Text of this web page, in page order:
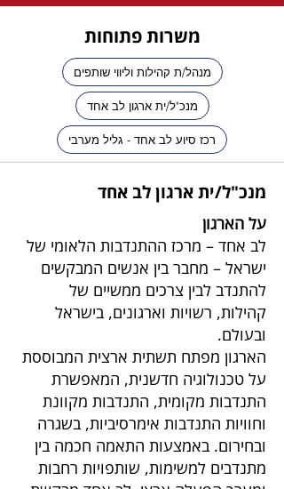
משרות פתוחות
מנהל/ת קהילות וליווי שותפים
מנכ"ל/ית ארגון לב אחד
רכז סיוע לב אחד - גליל מערבי
מנכ"ל/ית ארגון לב אחד
על הארגון
לב אחד – מרכז ההתנדבות הלאומי של
ישראל – מחבר בין אנשים המבקשים
להתנדב לבין צרכים ממשיים של
קהילות, רשויות וארגונים, בישראל
ובעולם.
הארגון מפתח תשתית ארצית המבוססת
על טכנולוגיה חדשנית, המאפשרת
התנדבות מקומית, התנדבות מקוונת
וחוויות התנדבות אימרסיביות, בשגרה
ובחירום. באמצעות התאמה חכמה בין
מתנדבים למשימות, שותפויות רחבות